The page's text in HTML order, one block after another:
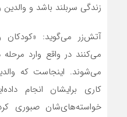
زندگی سربلند باشد و والدین
می‌کنند در واقع وارد
می‌شوند. اینجاست که
کاری برایشان انجام
خواسته‌های‌شان صبوری